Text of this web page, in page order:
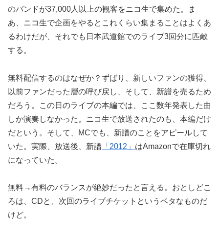
のバンドが37,000人以上の観客をニコ生で集めた。ま
あ、ニコ生で企画をやるとこれくらい集まることはよくあ
るわけだが、それでも日本武道館でのライブ3回分に匹敵
する。
無料配信するのはなぜか？ずばり、新しいファンの獲得、
以前ファンだった層の呼び戻し、そして、新譜を売るため
だろう。この日のライブの本編では、ここ数年発表した曲
しか演奏しなかった。ニコ生で放送されたのも、本編だけ
だという。そして、MCでも、新譜のことをアピールして
いた。実際、放送後、新譜 「2012」 はAmazonで在庫切れ
になっていた。
無料→有料のバランスが絶妙だったと言える。おとしどこ
ろは、CDと、次回のライブチケットというベタなものだ
けど。